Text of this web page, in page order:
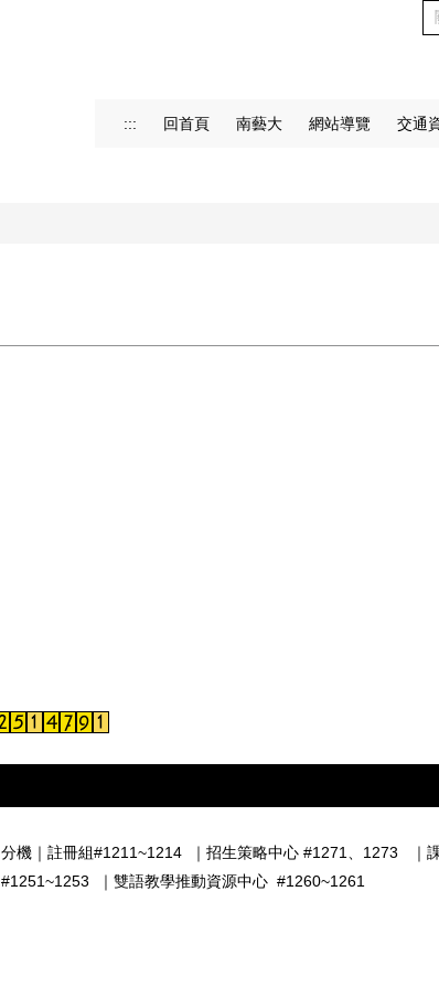
::: 回首頁 南藝大 網站導覽 交通
分機｜註冊組#1211~1214 ｜招生策略中心 #1271、1273 ｜
#1251~1253
｜雙語教學推動資源中心 #1260~1261